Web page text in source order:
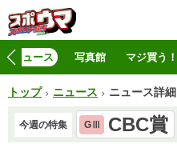
ニュース 写真館 マジ買う！
トップ ニュース ニュース詳細
今週の特集 GⅢ CBC賞